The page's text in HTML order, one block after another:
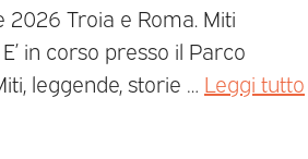
2026 Troia e Roma. Miti
in corso presso il Parco
leggende, storie … Leggi tutto